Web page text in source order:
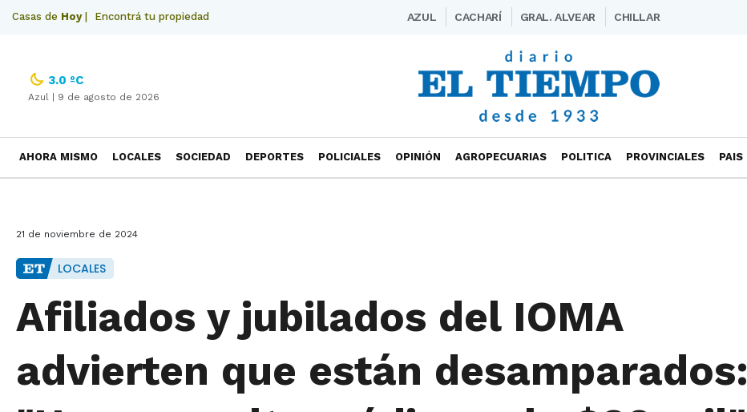
Casas de Hoy| Encontrá tu propiedad AZUL CACHARÍ GRAL. ALVEAR CHILLAR
3.0 ºC
Azul | 9 de agosto de 2026
AHORA MISMO LOCALES SOCIEDAD DEPORTES POLICIALES OPINIÓN AGROPECUARIAS POLITICA PROVINCIALES PAIS
21 de noviembre de 2024
LOCALES
Afiliados y jubilados del IOMA
advierten que están desamparados: